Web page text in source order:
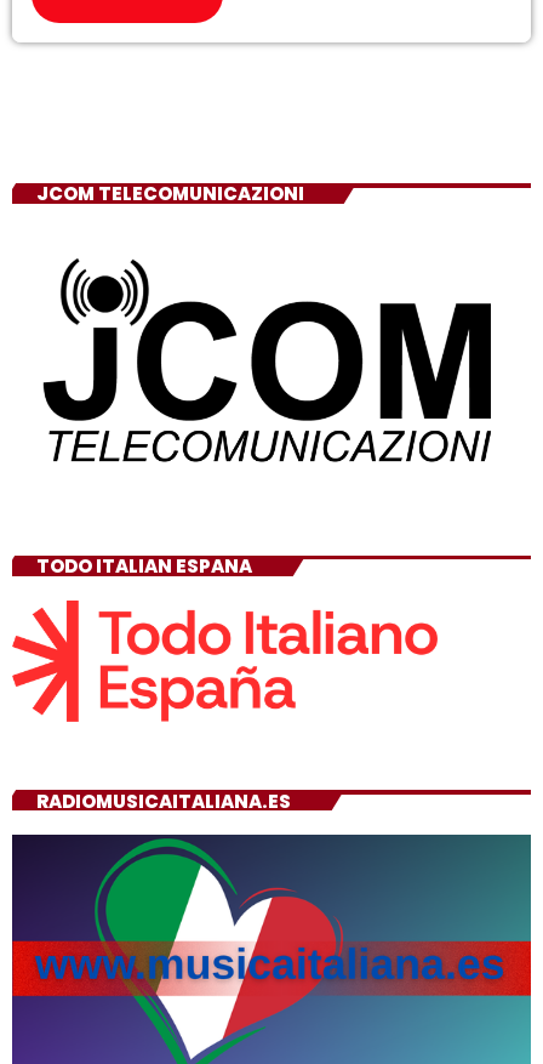
JCOM TELECOMUNICAZIONI
TODO ITALIAN ESPANA
RADIOMUSICAITALIANA.ES